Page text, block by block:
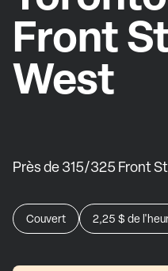
Front
West
Près de 315/325 Front
Couvert 2,25 $ de